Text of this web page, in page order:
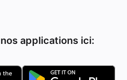
applications ici: